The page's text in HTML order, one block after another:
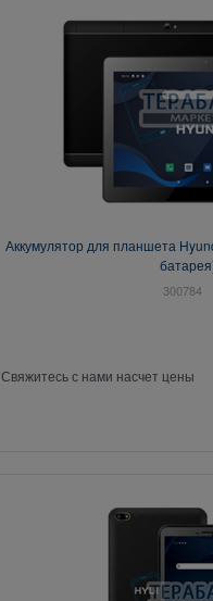
Аккумулятор для планшета
300784
Свяжитесь с нами насчет цены